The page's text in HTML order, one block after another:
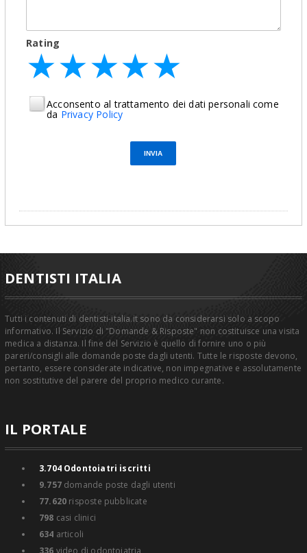
Rating
★
★★
★★★
★★★★
★★★★★
Acconsento al trattamento dei dati personali come
da Privacy Policy
DENTISTI ITALIA
Tutti i contenuti di dentisti-italia.it sono da considerarsi solo a scopo
informativo. Il Servizio di "Domande & Risposte" non costituisce una visita
medica a distanza. Il fine del Servizio è quello di fornire uno o più
pareri/consigli alle domande poste dagli utenti. Tutte le risposte devono,
pertanto, essere considerate indicative, non impegnative e assolutamente
non sostitutive del parere del proprio medico curante.
IL PORTALE
3.704Odontoiatri iscritti
9.757domande poste dagli utenti
77.620 risposte pubblicate
798 casi clinici
634 articoli
336 video di odontoiatria